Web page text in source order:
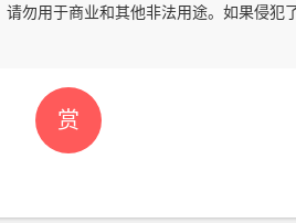
赏
勿用于商业和其他非法用途。如果侵犯